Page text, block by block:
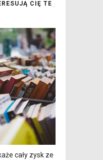
CIĘ TE
cały zysk ze